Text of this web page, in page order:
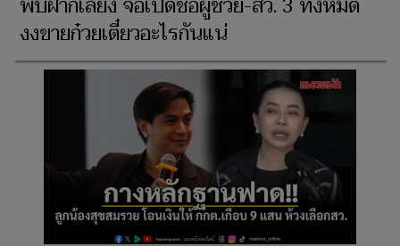
งงขายก๋วยเตี๋ยวอะไรกันแน่